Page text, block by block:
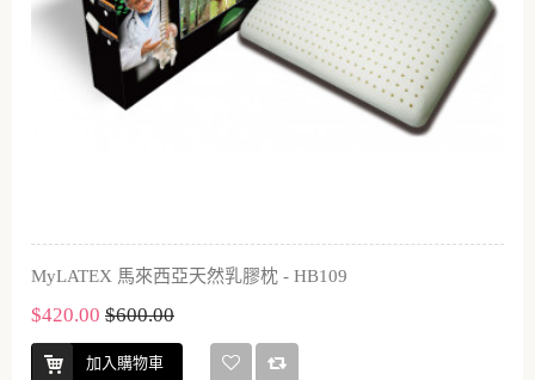
MyLATEX 馬來西亞天然乳膠枕 - HB109
$420.00 $600.00
加入購物車